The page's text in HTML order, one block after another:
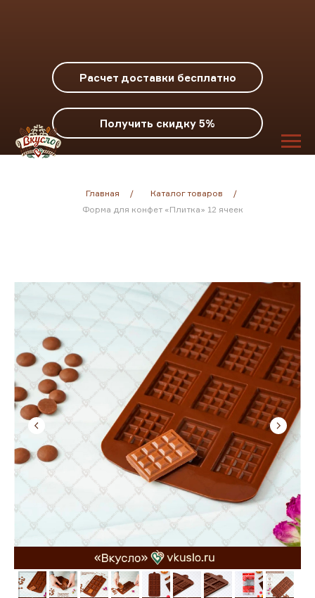
Получить скидку 5%
Расчет доставки бесплатно
Главная / Каталог товаров
/
Форма для конфет «Плитка» 12 ячеек